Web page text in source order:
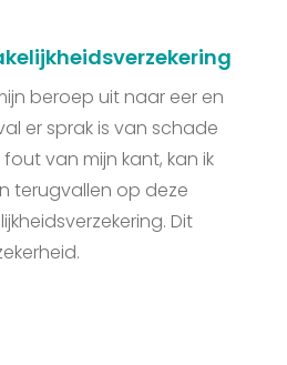
beroep uit naar eer en
er sprak is van schade
van mijn kant, kan ik
terugvallen op deze
Dit